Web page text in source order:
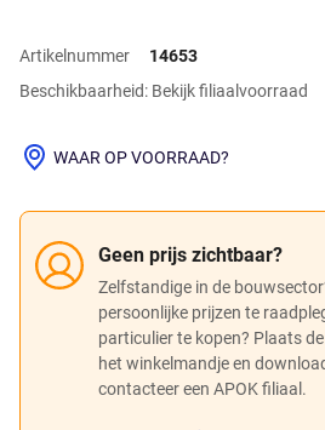
Artikelnummer
14653
Beschikbaarheid: Bekijk filiaalvoorraad
Geen prijs zichtbaar?
Zelfstandige in de
persoonlijke prijzen te
particulier te kopen? Plaats
het winkelmandje en
contacteer een APOK filiaal.
WAAR OP VOORRAAD?